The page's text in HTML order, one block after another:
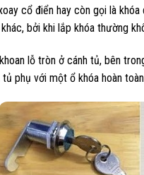
cổ điển hay còn gọi là
bởi khi lắp khóa thường
lỗ tròn ở cánh tủ, bên
phụ với một ổ khóa hoàn